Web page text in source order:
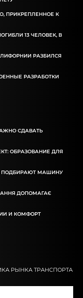
ПРИКРЕПЛЕННОЕ К
13 ЧЕЛОВЕК, В
РАЗБИЛСЯ
РАЗРАБОТКИ
СДАВАТЬ
ОБРАЗОВАНИЕ ДЛЯ
ПОДБИРАЮТ МАШИНУ
ДОПОМАГАЄ
И КОМФОРТ
РЫНКА ТРАНСПОРТА